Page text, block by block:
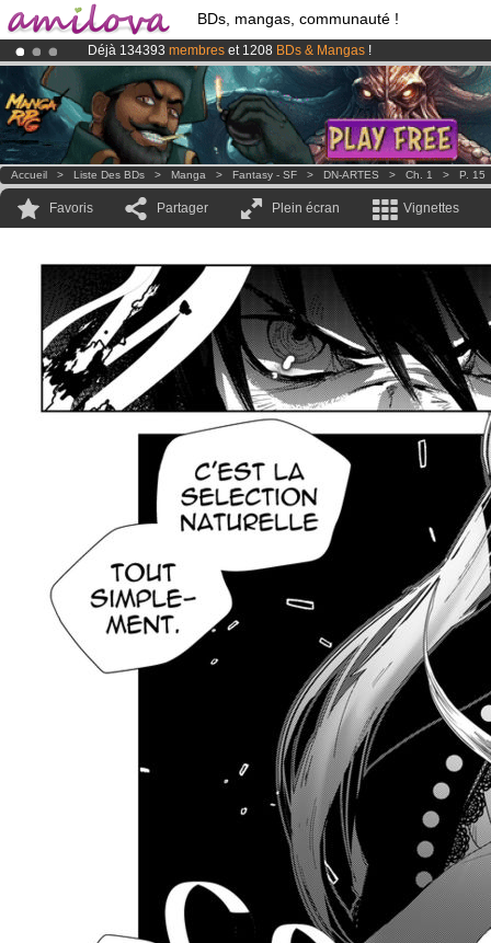
BDs, mangas, communauté !
Déjà 134393 membres et 1208 BDs & Mangas !
Abonnement premium: à partir de3.95 eurospar mois !Clique ici
LeKickstarter Amilova est désormais lancé
Accueil > Liste Des BDs > Manga > Fantasy - SF > DN-ARTES > Ch. 1 > P. 15
Favoris Partager Plein écran Vignettes